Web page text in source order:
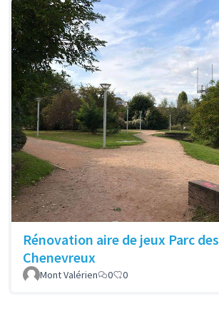
Rénovation aire de jeux Parc des
Chenevreux
Mont Valérien 0 0